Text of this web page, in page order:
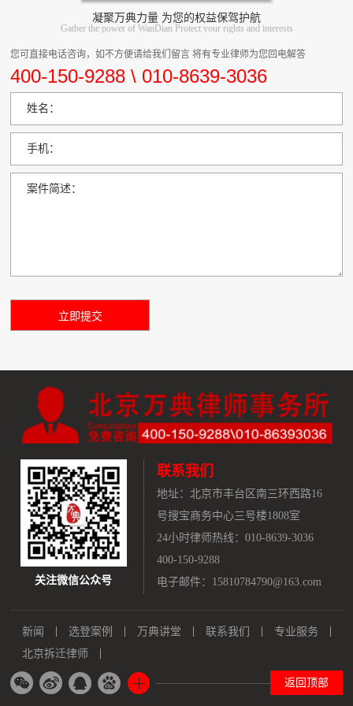
凝聚万典力量 为您的权益保驾护航
Gather the power of WanDian Protect your rights and interests
您可直接电话咨询，如不方便请给我们留言 将有专业律师为您回电解答
400-150-9288 \ 010-8639-3036
姓名：
手机：
案件简述：
关注微信公众号
联系我们
地址： 北京市丰台区南三环西路16
号搜宝商务中心三号楼1808室
24小时律师热线：010-8639-3036
400-150-9288
电子邮件：15810784790@163.com
新闻 选登案例 万典讲堂 联系我们
专业服务
北京拆迁律师
返回顶部